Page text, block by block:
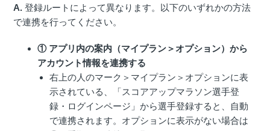
A. 登録ルートによって異なります。以下のいずれかの方法
で連携を行ってください。
① アプリ内の案内（マイプラン＞オプション）から
アカウント情報を連携する
右上の人のマーク＞マイプラン＞オプションに表
示されている、「スコアアップマラソン選手登
録・ログインページ」から選手登録すると、自動
で連携されます。オプションに表示がない場合は